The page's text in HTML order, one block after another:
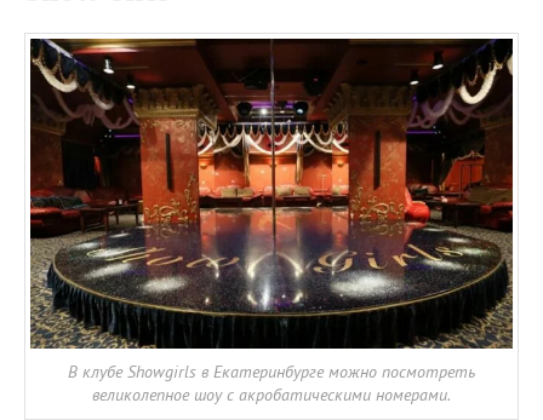
В клубе Showgirls в Екатеринбурге можно посмотреть
великолепное шоу с акробатическими номерами.